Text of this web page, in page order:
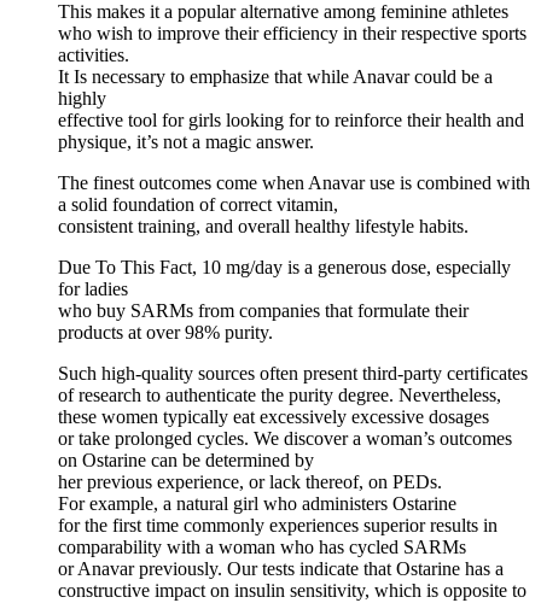
This makes it a popular alternative among feminine athletes
who wish to improve their efficiency in their respective sports
activities.
It Is necessary to emphasize that while Anavar could be a
highly
effective tool for girls looking for to reinforce their health and
physique, it’s not a magic answer.
The finest outcomes come when Anavar use is combined with
a solid foundation of correct vitamin,
consistent training, and overall healthy lifestyle habits.
Due To This Fact, 10 mg/day is a generous dose, especially
for ladies
who buy SARMs from companies that formulate their
products at over 98% purity.
Such high-quality sources often present third-party certificates
of research to authenticate the purity degree. Nevertheless,
these women typically eat excessively excessive dosages
or take prolonged cycles. We discover a woman’s outcomes
on Ostarine can be determined by
her previous experience, or lack thereof, on PEDs.
For example, a natural girl who administers Ostarine
for the first time commonly experiences superior results in
comparability with a woman who has cycled SARMs
or Anavar previously. Our tests indicate that Ostarine has a
constructive impact on insulin sensitivity, which is opposite to